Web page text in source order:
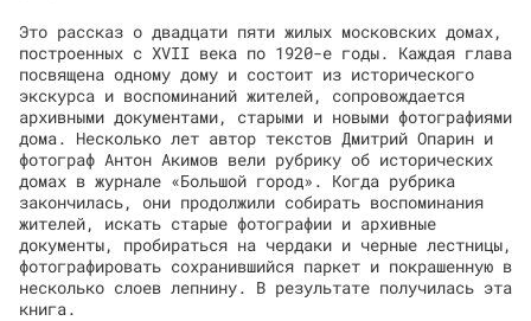
Это рассказ о двадцати пяти жилых московских домах,
построенных с XVII века по 1920-е годы. Каждая глава
посвящена одному дому и состоит из исторического
экскурса и воспоминаний жителей, сопровождается
архивными документами, старыми и новыми фотографиями
дома. Несколько лет автор текстов Дмитрий Опарин и
фотограф Антон Акимов вели рубрику об исторических
домах в журнале «Большой город». Когда рубрика
закончилась, они продолжили собирать воспоминания
жителей, искать старые фотографии и архивные
документы, пробираться на чердаки и черные лестницы,
фотографировать сохранившийся паркет и покрашенную в
несколько слоев лепнину. В результате получилась эта
книга.